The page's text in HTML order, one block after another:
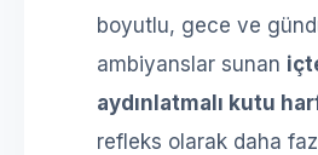
boyutlu, gece ve
ambiyanslar sunan
aydınlatmalı kutu
refleks olarak daha